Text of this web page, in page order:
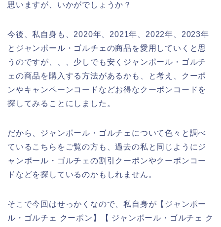
思いますが、いかがでしょうか？
今後、私自身も、2020年、2021年、2022年、2023年
とジャンポール・ゴルチェの商品を愛用していくと思
うのですが、、、少しでも安くジャンポール・ゴルチ
ェの商品を購入する方法があるかも、と考え、クーポ
ンやキャンペーンコードなどお得なクーポンコードを
探してみることにしました。
だから、ジャンポール・ゴルチェについて色々と調べ
ているこちらをご覧の方も、過去の私と同じようにジ
ャンポール・ゴルチェの割引クーポンやクーポンコー
ドなどを探しているのかもしれません。
そこで今回はせっかくなので、私自身が【ジャンポー
ル・ゴルチェ クーポン】【 ジャンポール・ゴルチェ ク